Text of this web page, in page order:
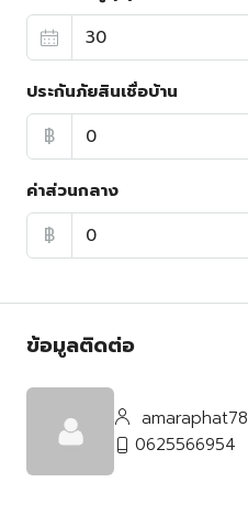
ประกันภัยสินเชื่อบ้าน
฿
ค่าส่วนกลาง
฿
ข้อมูลติดต่อ
amaraphat78
0625566954